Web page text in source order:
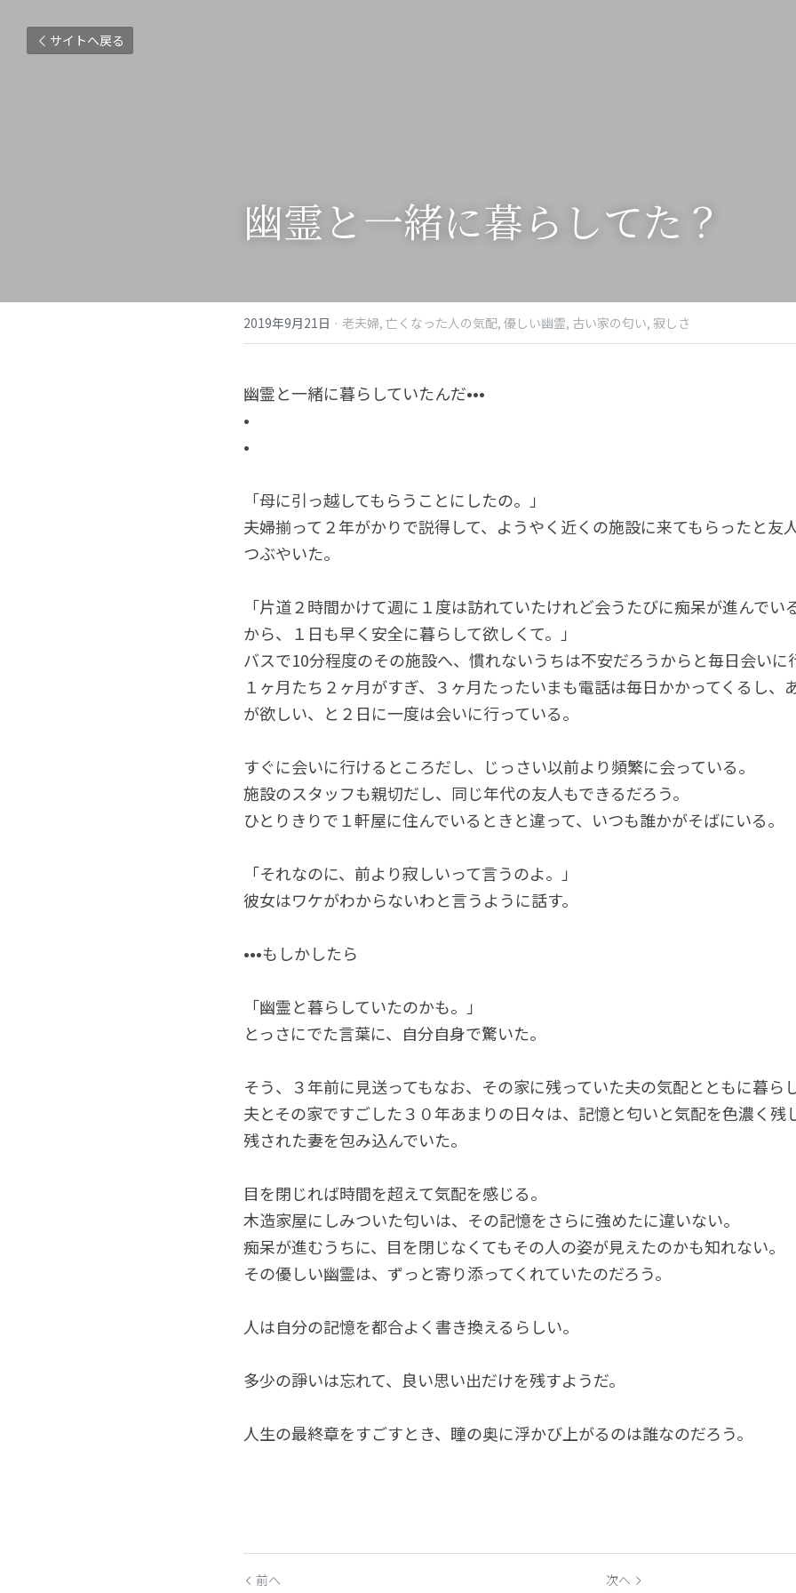
サイトへ戻る
幽霊と一緒に暮らしてた？
2019年9月21日 · 老夫婦, 亡くなった人の気配, 優しい幽霊, 古い家の匂い, 寂しさ
幽霊と一緒に暮らしていたんだ•••
•
•
「母に引っ越してもらうことにしたの。」
夫婦揃って２年がかりで説得して、ようやく近くの施設に来てもらったと友
つぶやいた。
「片道２時間かけて週に１度は訪れていたけれど会うたびに痴呆が進んでい
から、１日も早く安全に暮らして欲しくて。」
バスで10分程度のその施設へ、慣れないうちは不安だろうからと毎日会いに
１ヶ月たち２ヶ月がすぎ、３ヶ月たったいまも電話は毎日かかってくるし、
が欲しい、と２日に一度は会いに行っている。
すぐに会いに行けるところだし、じっさい以前より頻繁に会っている。
施設のスタッフも親切だし、同じ年代の友人もできるだろう。
ひとりきりで１軒屋に住んでいるときと違って、いつも誰かがそばにいる。
「それなのに、前より寂しいって言うのよ。」
彼女はワケがわからないわと言うように話す。
•••もしかしたら
「幽霊と暮らしていたのかも。」
とっさにでた言葉に、自分自身で驚いた。
そう、３年前に見送ってもなお、その家に残っていた夫の気配とともに暮ら
夫とその家ですごした３０年あまりの日々は、記憶と匂いと気配を色濃く残
残された妻を包み込んでいた。
目を閉じれば時間を超えて気配を感じる。
木造家屋にしみついた匂いは、その記憶をさらに強めたに違いない。
痴呆が進むうちに、目を閉じなくてもその人の姿が見えたのかも知れない。
その優しい幽霊は、ずっと寄り添ってくれていたのだろう。
人は自分の記憶を都合よく書き換えるらしい。
多少の諍いは忘れて、良い思い出だけを残すようだ。
人生の最終章をすごすとき、瞳の奥に浮かび上がるのは誰なのだろう。
前へ 次へ